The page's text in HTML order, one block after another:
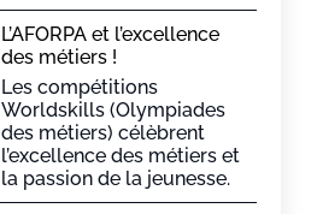
L’AFORPA et l’excellence
des métiers !
Les compétitions
Worldskills (Olympiades
des métiers) célèbrent
l’excellence des métiers et
la passion de la jeunesse.